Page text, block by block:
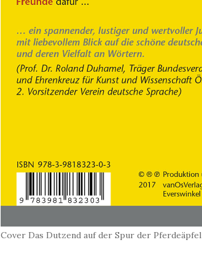
Cover Das Dutzend auf der Spur der Pferdeäpfel